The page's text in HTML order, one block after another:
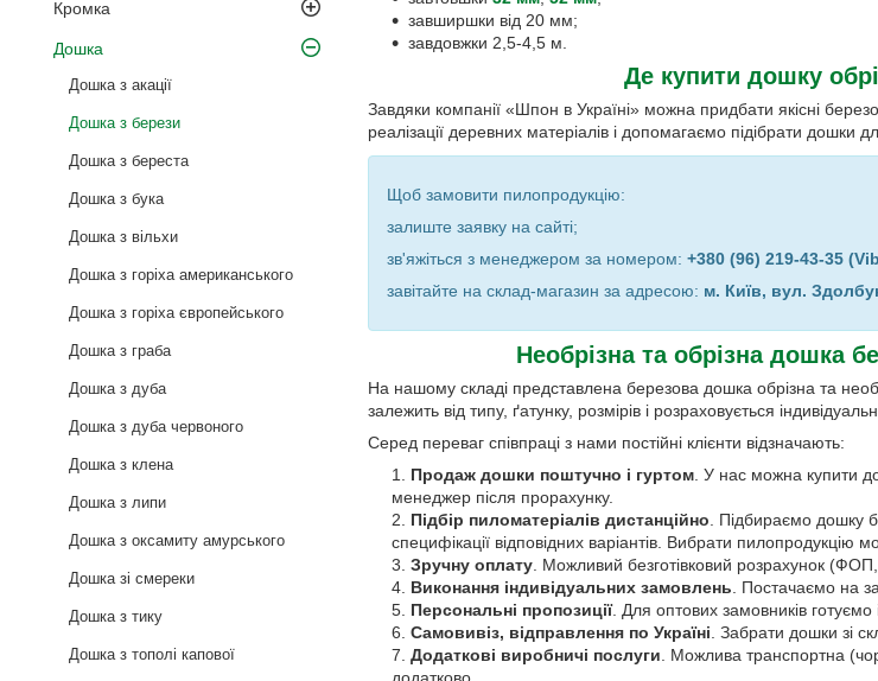
Кромка
Дошка
Дошка з акації
Дошка з берези
Дошка з береста
Дошка з бука
Дошка з вільхи
Дошка з горіха американського
Дошка з горіха європейського
Дошка з граба
Дошка з дуба
Дошка з дуба червоного
Дошка з клена
Дошка з липи
Дошка з оксамиту амурського
Дошка зі смереки
Дошка з тику
Дошка з тополі капової
завширшки від 20 мм;
завдовжки 2,5-4,5 м.
Де купити дошку
Завдяки компанії «Шпон в Україні» можна придбати якісні
реалізації деревних матеріалів і допомагаємо підібрати дошки
Щоб замовити пилопродукцію:
залиште заявку на сайті;
зв'яжіться з менеджером за номером: +380 (96) 219-43-35
завітайте на склад-магазин за адресою: м. Київ, вул.
Необрізна та обрізна дошка
На нашому складі представлена березова дошка обрізна та
залежить від типу, ґатунку, розмірів і розраховується
Серед переваг співпраці з нами постійні клієнти відзначають:
Продаж дошки поштучно і гуртом . У нас можна купити
менеджер після прорахунку.
Підбір пиломатеріалів дистанційно . Підбираємо дошку
специфікації відповідних варіантів. Вибрати пилопродукцію
Зручну оплату . Можливий безготівковий розрахунок
Виконання індивідуальних замовлень . Постачаємо на
Персональні пропозиції. Для оптових замовників готуємо
Самовивіз, відправлення по Україні . Забрати дошки зі
Додаткові виробничі послуги . Можлива транспортна
додатково.